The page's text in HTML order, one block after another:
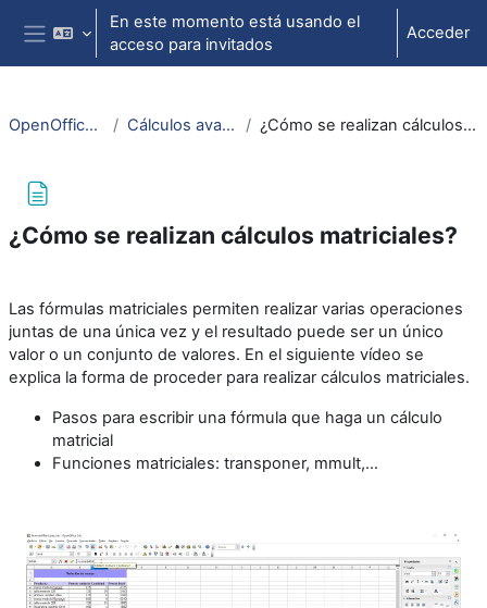
Salta al contenido principal
Panel lateral
En este momento está usando el
acceso para invitados
Acceder
OpenOffice: Calc Cálculos avanzados ¿Cómo se realizan cálculos matriciales?
¿Cómo se realizan cálculos matriciales?
Las fórmulas matriciales permiten realizar varias operaciones
juntas de una única vez y el resultado puede ser un único
valor o un conjunto de valores. En el siguiente vídeo se
explica la forma de proceder para realizar cálculos matriciales.
Pasos para escribir una fórmula que haga un cálculo
matricial
Funciones matriciales: transponer, mmult,…